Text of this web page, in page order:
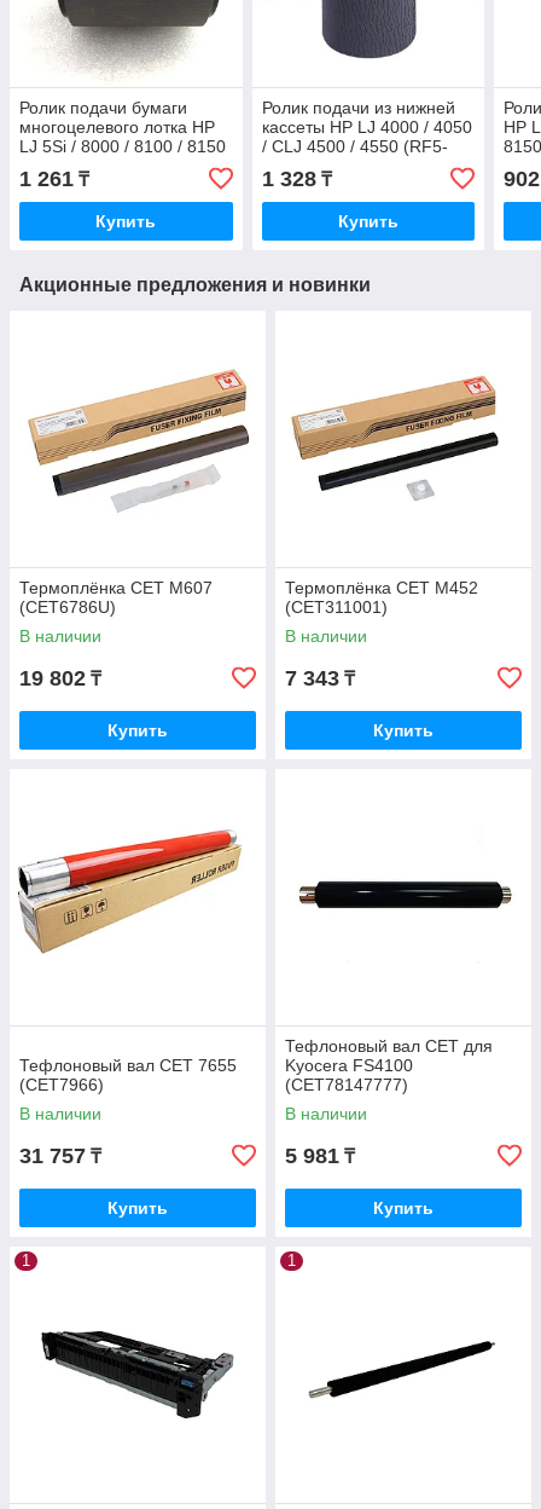
Ролик подачи бумаги
многоцелевого лотка HP
LJ 5Si / 8000 / 8100 / 8150
/ CP660 / Color 8500 (RB1-
6730)
1 261 ₸
Купить
Ролик подачи из нижней
кассеты HP LJ 4000 / 4050
/ CLJ 4500 / 4550 (RF5-
1885 / RF5-2490)
1 328₸
Купить
HP
902
Акционные предложения и новинки
Термоплёнка CET M607
(CET6786U)
В наличии
19 802 ₸
Купить
Термоплёнка CET M452
(CET311001)
В наличии
7 343 ₸
Купить
Тефлоновый вал CET 7655
(CET7966)
В наличии
31 757 ₸
Купить
Тефлоновый вал CET для
Kyocera FS4100
(CET78147777)
В наличии
5 981 ₸
Купить
1 1